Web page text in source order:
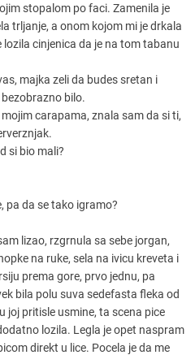
stopalom po faci. Zamenila je
trljanje, a onom kojom mi je drkala
cinjenica da je na tom tabanu
majka zeli da budes sretan i
bilo.
carapama, znala sam da si ti,
si bio mali?
pa da se tako igramo?
lizao, rzgrnula sa sebe jorgan,
na ruke, sela na ivicu kreveta i
prema gore, prvo jednu, pa
bila polu suva sedefasta fleka od
joj pritisle usmine, ta scena pice
lozila. Legla je opet naspram
direkt u lice. Pocela je da me